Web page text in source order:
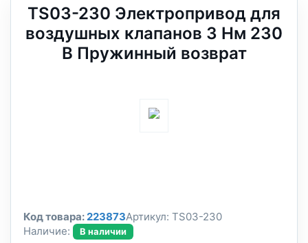
TS03-230 Электропривод для
воздушных клапанов 3 Нм 230
В Пружинный возврат
Код товара:223873Артикул: TS03-230
Наличие:
В наличии